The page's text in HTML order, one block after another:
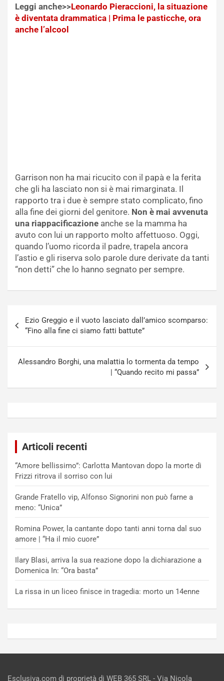
Leggi anche>>Leonardo Pieraccioni, la situazione
è diventata drammatica | Prima le pasticche, ora
anche l’alcool
Garrison non ha mai ricucito con il papà e la ferita
che gli ha lasciato non si è mai rimarginata. Il
rapporto tra i due è sempre stato complicato, fino
alla fine dei giorni del genitore. Non è mai avvenuta
una riappacificazione anche se la mamma ha
avuto con lui un rapporto molto affettuoso. Oggi,
quando l’uomo ricorda il padre, trapela ancora
l’astio e gli riserva solo parole dure derivate da tanti
“non detti” che lo hanno segnato per sempre.
articoli
Ezio Greggio e il vuoto lasciato dall’amico scomparso:
“Fino alla fine ci siamo fatti battute”
Alessandro Borghi, una malattia lo tormenta da tempo
| “Quando recito mi passa”
Articoli recenti
“Amore bellissimo”: Carlotta Mantovan dopo la morte di
Frizzi ritrova il sorriso con lui
Grande Fratello vip, Alfonso Signorini non può farne a
meno: “Unica”
Romina Power, la cantante dopo tanti anni torna dal suo
amore | “Ha il mio cuore”
Ilary Blasi, arriva la sua reazione dopo la dichiarazione a
Domenica In: “Ora basta”
La rissa in un liceo finisce in tragedia: morto un 14enne
Esclusiva.com di proprietà di WEB 365 SRL - Via Nicola